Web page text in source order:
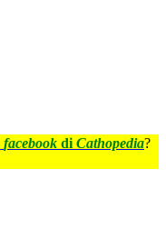
facebook di Cathopedia?